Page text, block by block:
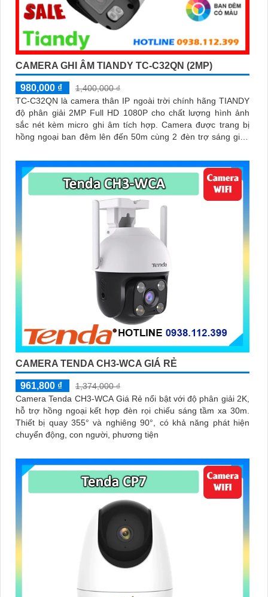
CAMERA GHI ÂM TIANDY TC-C32QN (2MP)
980,000 ₫
1,400,000 ₫
TC-C32QN là camera thân IP ngoài trời chính hãng TIANDY
độ phân giải 2MP Full HD 1080P cho chất lượng hình ảnh
sắc nét kèm micro ghi âm tích hợp. Camera được trang bị
hồng ngoại ban đêm lên đến 50m cùng 2 đèn trợ sáng giúp
với khoảng cách 15m
CAMERA TENDA CH3-WCA GIÁ RẺ
961,800 ₫
1,374,000 ₫
Camera Tenda CH3-WCA Giá Rẻ nổi bật với độ phân giải 2K,
hỗ trợ hồng ngoại kết hợp đèn rọi chiếu sáng tầm xa 30m.
Thiết bị quay 355° và nghiêng 90°, có khả năng phát hiện
chuyển động, con người, phương tiện